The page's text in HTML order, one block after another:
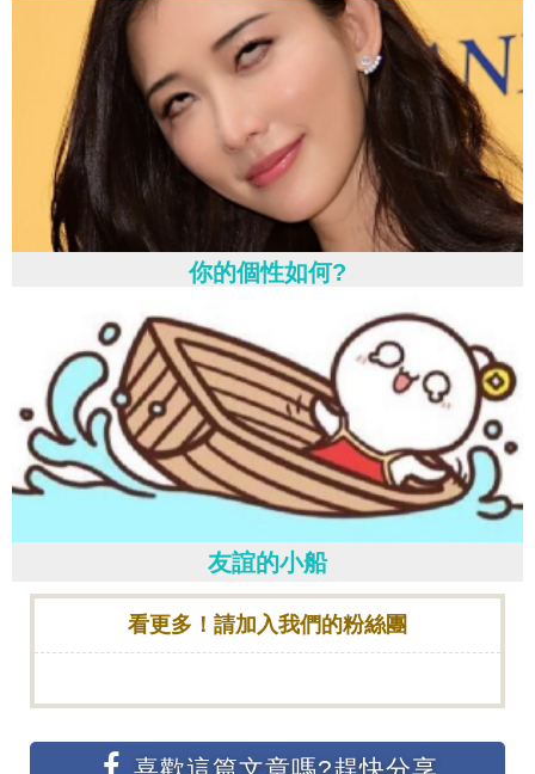
你的個性如何?
友誼的小船
看更多！請加入我們的粉絲團